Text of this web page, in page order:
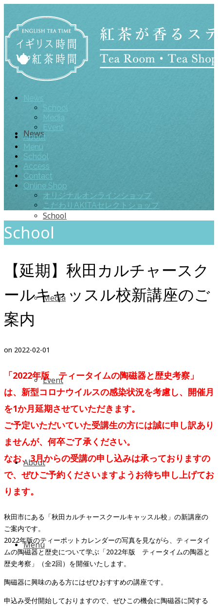
News
School
Media
Event
About
Menu
News
School
Media
Event
About
Menu
School
Access
Contact
Online Shop
オリジナルオンラインショップ
こだわりAKITAセレクトショップ
School
【延期】秋田カルチャースク
ールキャッスル校新講座のご
案内
on 2022-02-01
「2022年版 ティータイムの陶磁器と歴史考察」
は、新型コロナウイルスの感染状況を考慮し、開催月
を1か月延期させていただきます。
ご予定いただいていた受講生の方には誠に申し訳あり
ませんが、何卒ご了承ください。
なお、3月からの受講の申し込みは承っておりますの
で、ぜひご予約くださいますようお待ち申し上げてお
ります。
秋田市にある「秋田カルチャースクールキャッスル校」の新講座の
ご案内です。
2022年版のティーポットカレンダーの写真を見ながら、ティータイ
ムの陶磁器と歴史について学ぶ「2022年版 ティータイムの陶器と
歴史考察」（全2回）を開催いたします。
陶磁器に興味のある方にはぜひおすすめの講座です。
申込み受付開始しておりますので、ぜひこの機会に陶磁器に関する